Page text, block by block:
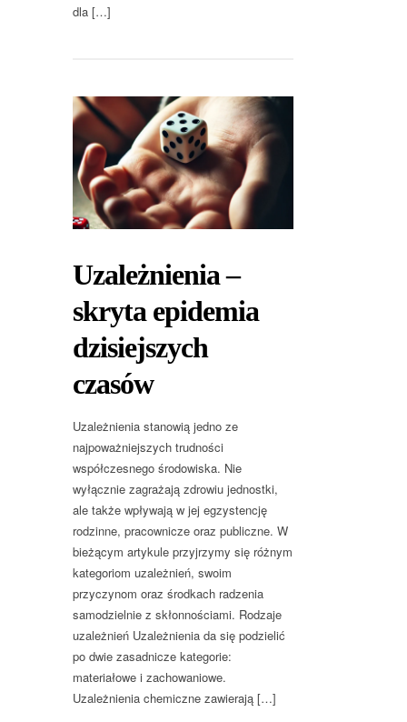
dla […]
Uzależnienia –
skryta epidemia
dzisiejszych
czasów
Uzależnienia stanowią jedno ze
najpoważniejszych trudności
współczesnego środowiska. Nie
wyłącznie zagrażają zdrowiu jednostki,
ale także wpływają w jej egzystencję
rodzinne, pracownicze oraz publiczne. W
bieżącym artykule przyjrzymy się różnym
kategoriom uzależnień, swoim
przyczynom oraz środkach radzenia
samodzielnie z skłonnościami. Rodzaje
uzależnień Uzależnienia da się podzielić
po dwie zasadnicze kategorie:
materiałowe i zachowaniowe.
Uzależnienia chemiczne zawierają […]